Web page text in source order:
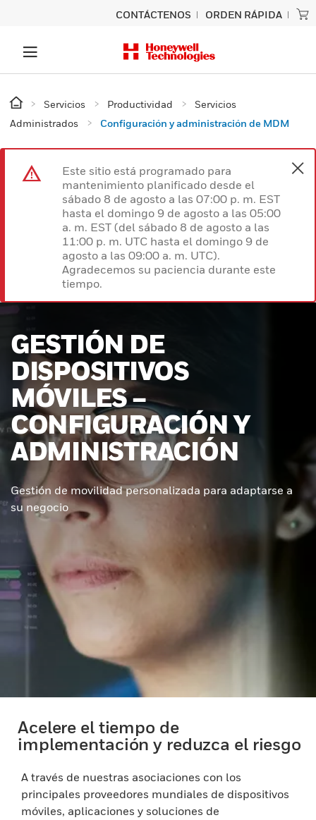
CONTÁCTENOS ORDEN RÁPIDA
Servicios Productividad
Servicios
Administrados
Configuración y administración de MDM
Este sitio está programado para
mantenimiento planificado desde el
sábado 8 de agosto a las 07:00 p. m. EST
hasta el domingo 9 de agosto a las 05:00
a. m. EST (del sábado 8 de agosto a las
11:00 p. m. UTC hasta el domingo 9 de
agosto a las 09:00 a. m. UTC).
Agradecemos su paciencia durante este
tiempo.
GESTIÓN DE
DISPOSITIVOS
MÓVILES –
CONFIGURACIÓN Y
ADMINISTRACIÓN
Gestión de movilidad personalizada para adaptarse a
su negocio
Acelere el tiempo de
implementación y reduzca el riesgo
A través de nuestras asociaciones con los
principales proveedores mundiales de dispositivos
móviles, aplicaciones y soluciones de